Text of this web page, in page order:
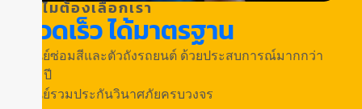
ทำไมต้องเลือกเรา
รวดเร็ว ได้มาตรฐาน
ศูนย์ซ่อมสีและตัวถังรถยนต์ ด้วยประสบการณ์มากกว่า
20 ปี
ศูนย์รวมประกันวินาศภัยครบวงจร